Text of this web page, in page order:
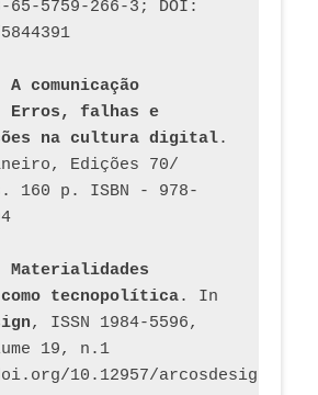
65-5759-266-3; DOI:
A comunicação
Erros, falhas e
na cultura digital.
Edições 70/
160 p. ISBN - 978-
Materialidades
tecnopolítica
, ISSN 1984-5596,
19, n.1
10.12957/